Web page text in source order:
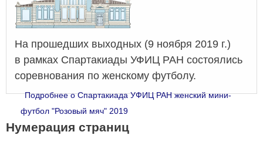
На прошедших выходных (9 ноября 2019 г.)
в рамках Спартакиады УФИЦ РАН состоялись
соревнования по женскому футболу.
Подробнеео Спартакиада УФИЦ РАН женский мини-
футбол "Розовый мяч" 2019
Нумерация страниц